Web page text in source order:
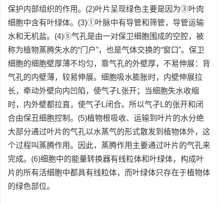
保护内部组织的作用。(2)叶片呈现绿色主要是因为③叶肉
细胞中含有叶绿体。(3)①叶脉中有导管和筛管，导管运输
水和无机盐。(4)⑤气孔是由一对保卫细胞围成的空腔，被
称为植物蒸腾失水的“门户”，也是气体交换的“窗口”。保卫
细胞的细胞壁厚薄不均匀，靠气孔的外壁厚，不易伸展：背
气孔的内壁薄，较易伸展。细胞吸水膨胀时，内壁伸展拉
长，牵动外壁向内凹陷，使气孑L张开；当细胞失水收缩
时，内外壁都拉直，使气孑L闭合。所以气孑L的张开和闭
合由保丑细胞控制。(5)植物根吸收、运输到叶片的水分绝
大部分通过叶片的气孔以水蒸气的形式散发到植物体外，这
个过程叫蒸腾作用。因此，蒸腾作用主要通过叶片的气孔来
完成。(6)细胞中的能量转换器有线粒体和叶绿体，构成叶
片的所有活细胞中都具有线粒体，而叶绿体只存在于植物体
的绿色部位。